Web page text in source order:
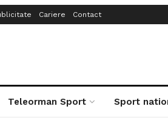
Cariere Contact
Teleorman Sport Sport